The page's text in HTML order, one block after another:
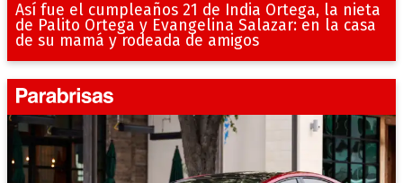
Así fue el cumpleaños 21 de India Ortega, la nieta
de Palito Ortega y Evangelina Salazar: en la casa
de su mamá y rodeada de amigos